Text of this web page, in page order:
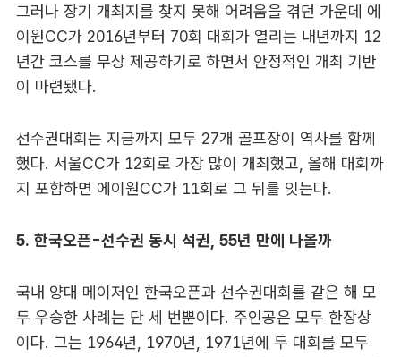
그러나 장기 개최지를 찾지 못해 어려움을 겪던 가운데 에
이원CC가 2016년부터 70회 대회가 열리는 내년까지 12
년간 코스를 무상 제공하기로 하면서 안정적인 개최 기반
이 마련됐다.
선수권대회는 지금까지 모두 27개 골프장이 역사를 함께
했다. 서울CC가 12회로 가장 많이 개최했고, 올해 대회까
지 포함하면 에이원CC가 11회로 그 뒤를 잇는다.
5. 한국오픈-선수권 동시 석권, 55년 만에 나올까
국내 양대 메이저인 한국오픈과 선수권대회를 같은 해 모
두 우승한 사례는 단 세 번뿐이다. 주인공은 모두 한장상
이다. 그는 1964년, 1970년, 1971년에 두 대회를 모두